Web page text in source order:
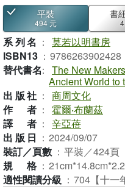
平裝
494 元
書
系列名 ： 莫若以明書房
ISBN13 ： 9786263902428
替代書名： The New
Ancient World to
出版社 ： 商周文化
作者 ： 霍爾‧布蘭茲
譯者 ： 辛亞蓓
出版日 ： 2024/09/07
裝訂／頁數 ： 平裝／424頁
規格 ：
適性閱讀分級 ： 704【十一